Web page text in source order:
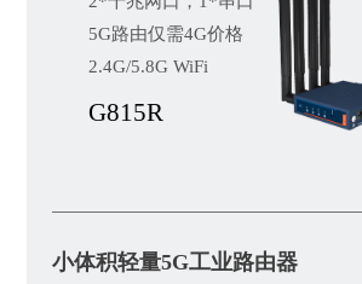
5G路由仅需4G价格
2.4G/5.8G WiFi
G815R
小体积轻量5G工业路由器